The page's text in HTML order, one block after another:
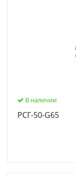
В наличии
РСГ-50-G65